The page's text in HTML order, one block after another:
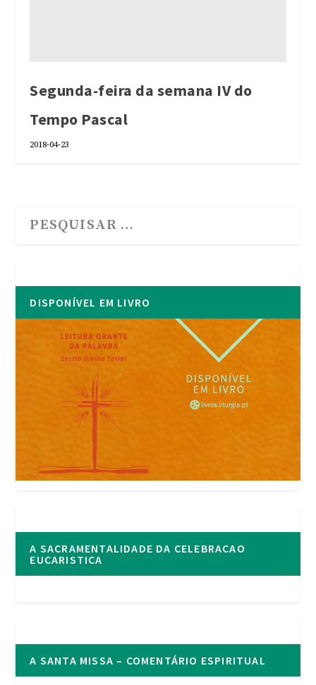
Segunda-feira da semana IV do
Tempo Pascal
2018-04-23
DISPONÍVEL EM LIVRO
A SACRAMENTALIDADE DA CELEBRACAO
EUCARISTICA
A SANTA MISSA – COMENTÁRIO ESPIRITUAL